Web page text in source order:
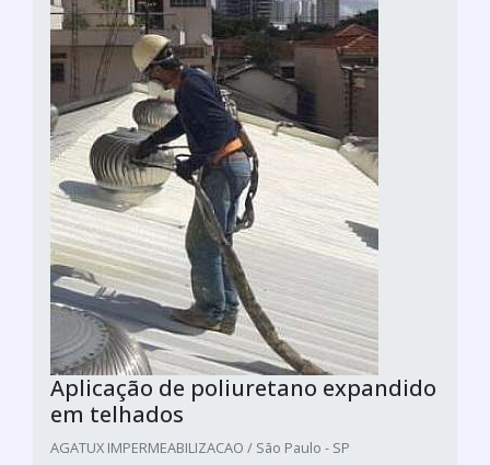
Aplicação de poliuretano expandido
em telhados
AGATUX IMPERMEABILIZACAO / São Paulo - SP